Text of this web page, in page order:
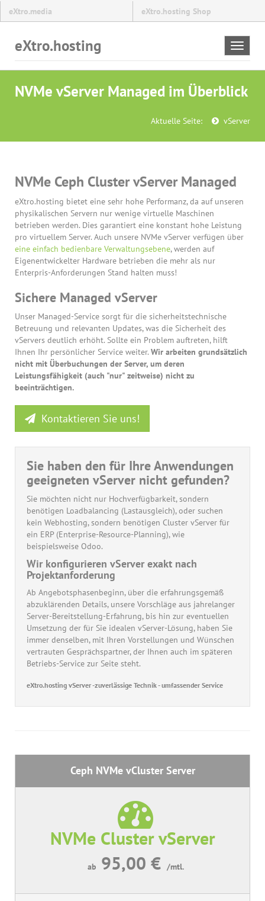
eXtro.media eXtro.hosting Shop
Toggle
eXtro.hosting
NVMe vServer Managed im Überblick
Aktuelle Seite: vServer
NVMe Ceph Cluster vServer Managed
eXtro.hosting bietet eine sehr hohe Performanz, da auf unseren
physikalischen Servern nur wenige virtuelle Maschinen
betrieben werden. Dies garantiert eine konstant hohe Leistung
pro virtuellem Server. Auch unsere NVMe vServer verfügen über
eine einfach bedienbare Verwaltungsebene, werden auf
Eigenentwickelter Hardware betrieben die mehr als nur
Enterpris-Anforderungen Stand halten muss!
Sichere Managed vServer
Unser Managed-Service sorgt für die sicherheitstechnische
Betreuung und relevanten Updates, was die Sicherheit des
vServers deutlich erhöht. Sollte ein Problem auftreten, hilft
Ihnen Ihr persönlicher Service weiter. Wir arbeiten grundsätzlich
nicht mit Überbuchungen der Server, um deren
Leistungsfähigkeit (auch "nur" zeitweise) nicht zu
beeinträchtigen.
Kontaktieren Sie uns!
Sie haben den für Ihre Anwendungen
geeigneten vServer nicht gefunden?
Sie möchten nicht nur Hochverfügbarkeit, sondern
benötigen Loadbalancing (Lastausgleich), oder suchen
kein Webhosting, sondern benötigen Cluster vServer für
ein ERP (Enterprise-Resource-Planning), wie
beispielsweise Odoo.
Wir konfigurieren vServer exakt nach
Projektanforderung
Ab Angebotsphasenbeginn, über die erfahrungsgemäß
abzuklärenden Details, unsere Vorschläge aus jahrelanger
Server-Bereitstellung-Erfahrung, bis hin zur eventuellen
Umsetzung der für Sie idealen vServer-Lösung, haben Sie
immer denselben, mit Ihren Vorstellungen und Wünschen
vertrauten Gesprächspartner, der Ihnen auch im späteren
Betriebs-Service zur Seite steht.
eXtro.hosting vServer -zuverlässige Technik - umfassender Service
Ceph NVMe vCluster Server
NVMe Cluster vServer
ab 95,00 € /mtl.